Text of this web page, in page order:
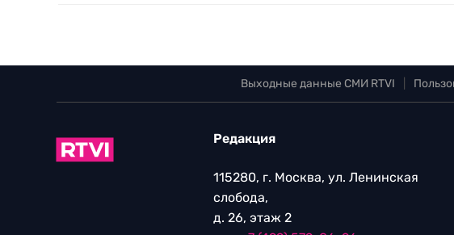
Выходные данные СМИ RTVI
Редакция
115280, г. Москва, ул. Ленинская
слобода,
д. 26, этаж 2